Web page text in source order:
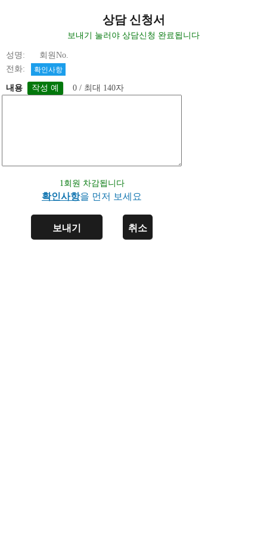
상담 신청서
보내기 눌러야 상담신청 완료됩니다
성명: 회원No.
전화:
확인사항
내용 0 / 최대 140자
1회원 차감됩니다
확인사항을 먼저 보세요